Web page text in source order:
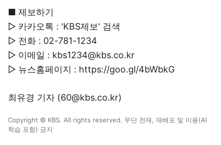
■ 제보하기
▷ 카카오톡 : 'KBS제보' 검색
▷ 전화 : 02-781-1234
▷ 이메일 : kbs1234@kbs.co.kr
▷ 뉴스홈페이지 : https://goo.gl/4bWbkG
최유경 기자 (60@kbs.co.kr)
Copyright © KBS. All rights reserved. 무단 전재, 재배포 및 이용(AI
학습 포함) 금지